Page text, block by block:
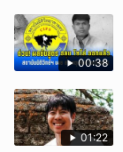
00:38
01:22